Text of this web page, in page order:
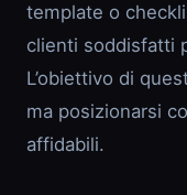
template o
clienti soddisfatti
L’obiettivo di
ma posizionarsi
affidabili.